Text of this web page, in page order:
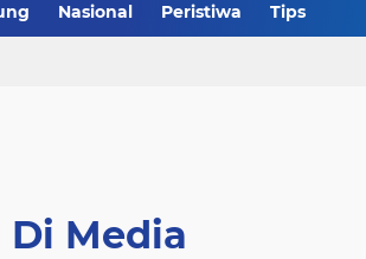
Nasional Peristiwa Tips
Media